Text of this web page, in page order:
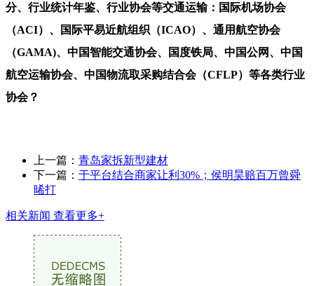
分、行业统计年鉴、行业协会等交通运输：国际机场协会
（ACI）、国际平易近航组织（ICAO）、通用航空协会
（GAMA)、中国智能交通协会、国度铁局、中国公网、中国
航空运输协会、中国物流取采购结合会（CFLP）等各类行业
协会？
上一篇： 青岛家拆新型建材
下一篇： 于平台结合商家让利30%；侯明昊赔百万曾舜
晞打
相关新闻 查看更多+